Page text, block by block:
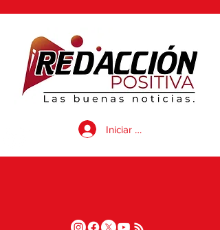
Iniciar sesión